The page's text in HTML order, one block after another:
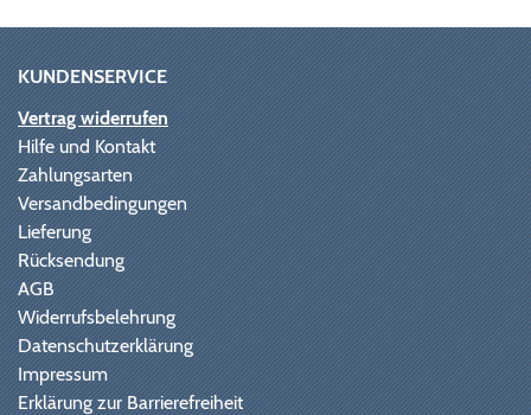
KUNDENSERVICE
Vertrag widerrufen
Hilfe und Kontakt
Zahlungsarten
Versandbedingungen
Lieferung
Rücksendung
AGB
Widerrufsbelehrung
Datenschutzerklärung
Impressum
Erklärung zur Barrierefreiheit